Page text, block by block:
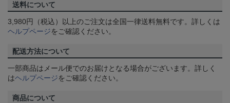
送料について
3,980円（税込）以上のご注文は全国一律送料無料です。詳しくは
ヘルプページをご確認ください。
配送方法について
一部商品はメール便でのお届けとなる場合がございます。詳しく
はヘルプページをご確認ください。
商品について